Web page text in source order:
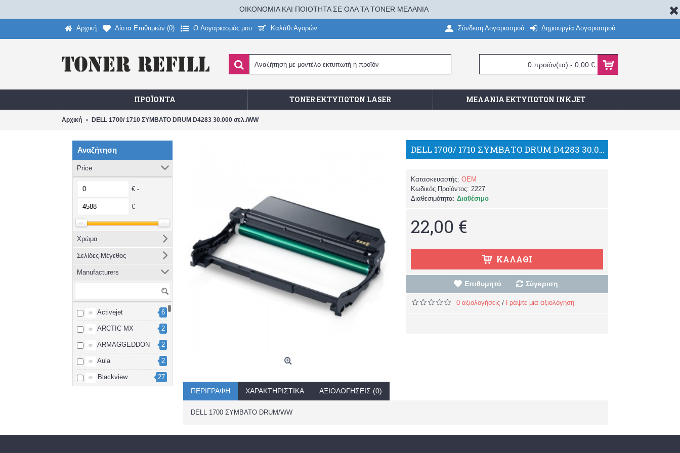
ΟΙΚΟΝΟΜΙΑ ΚΑΙ ΠΟΙΟΤΗΤΑ ΣΕ ΟΛΑ ΤΑ TONER ΜΕΛΑΝΙΑ
Αρχική Λίστα Επιθυμιών (0) O Λογαριασμός μου Καλάθι Αγορών Σύνδεση Λογαριασμού Δημιουργία Λογαριασμού
0 προϊόν(τα) - 0,00 €
ΠΡΟΪΌΝΤΑ TONER ΕΚΤΥΠΩΤΏΝ LASER ΜΕΛΆΝΙΑ ΕΚΤΥΠΩΤΏΝ INKJET
Αρχική DELL 1700/ 1710 ΣΥΜΒΑΤΟ DRUM D4283 30.000 σελ./WW
Αναζήτηση
Price
€ -
€
Χρώμα
Σελίδες-Μέγεθος
Manufacturers
Activejet 6
ARCTIC MX 2
ARMAGGEDDON 2
Aula 2
Blackview 27
DELL 1700/ 1710 ΣΥΜΒΑΤΟ DRUM D4283 30.000 σελ./WW
Κατασκευαστής: OEM
Κωδικός Προϊόντος: 2227
Διαθεσιμότητα: Διαθέσιμο
22,00 €
ΚΑΛΆΘΙ
Επιθυμητό Σύγκριση
0 αξιολογήσεις / Γράψτε μια αξιολόγηση
ΠΕΡΙΓΡΑΦΉ ΧΑΡΑΚΤΗΡΙΣΤΙΚΆ ΑΞΙΟΛΟΓΉΣΕΙΣ (0)
DELL 1700 ΣΥΜΒΑΤΟ DRUM/WW